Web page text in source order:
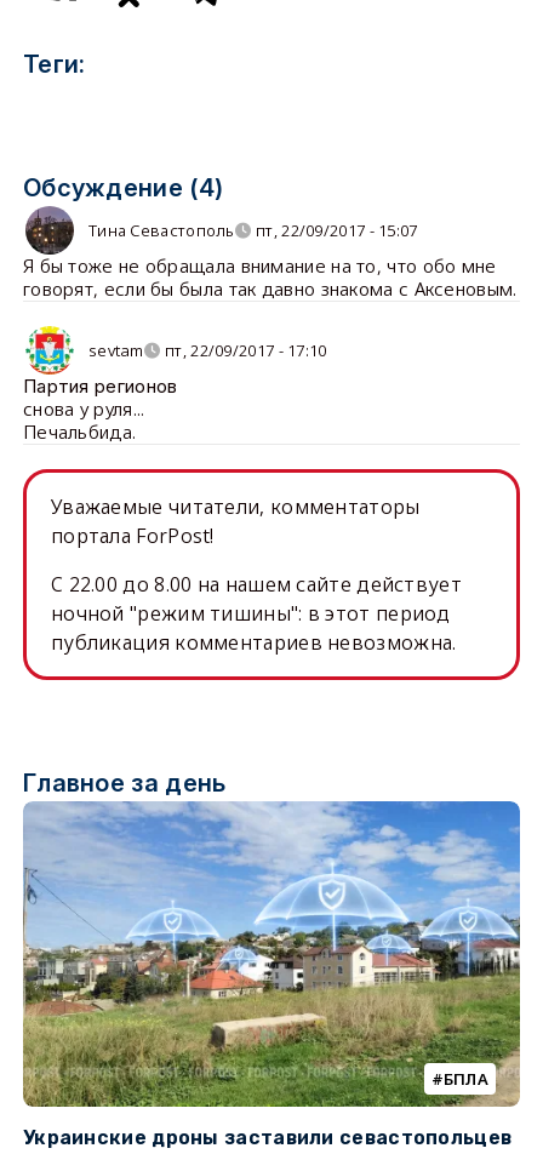
Теги:
Обсуждение (4)
Тина Севастополь пт, 22/09/2017 - 15:07
Я бы тоже не обращала внимание на то, что обо мне
говорят, если бы была так давно знакома с Аксеновым.
sevtam пт, 22/09/2017 - 17:10
Партия регионов
снова у руля...
Печальбида.
Уважаемые читатели, комментаторы
портала ForPost!
C 22.00 до 8.00 на нашем сайте действует
ночной "режим тишины": в этот период
публикация комментариев невозможна.
Главное за день
БПЛА
Украинские дроны заставили севастопольцев